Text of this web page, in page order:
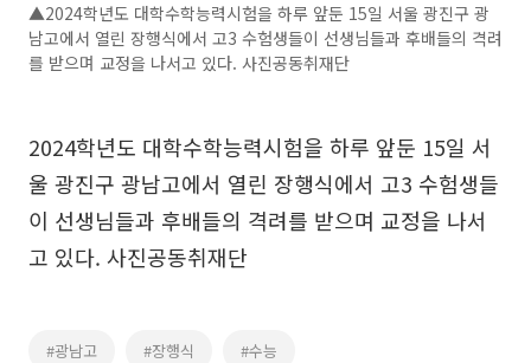
▲2024학년도 대학수학능력시험을 하루 앞둔 15일 서울 광진구 광
남고에서 열린 장행식에서 고3 수험생들이 선생님들과 후배들의 격려
를 받으며 교정을 나서고 있다. 사진공동취재단
2024학년도 대학수학능력시험을 하루 앞둔 15일 서
울 광진구 광남고에서 열린 장행식에서 고3 수험생들
이 선생님들과 후배들의 격려를 받으며 교정을 나서
고 있다. 사진공동취재단
#광남고 #장행식 #수능